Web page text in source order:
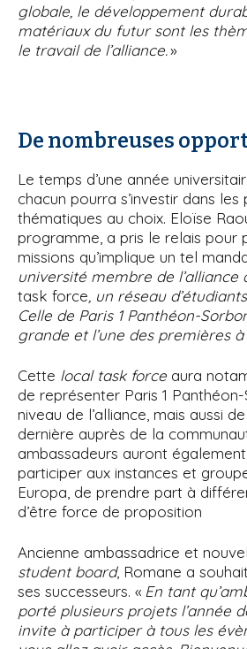
globale, le développement
matériaux du futur sont les
le travail de l’alliance.»
De nombreuses
Le temps d’une année
chacun pourra s’investir dans
thématiques au choix. Eloïse
programme, a pris le relais pour
missions qu’implique un tel
université membre de l’alliance
task force, un réseau
Celle de Paris 1 Panthéon-
grande et l’une des premières
Cette local task force aura
de représenter Paris 1
niveau de l’alliance, mais aussi
dernière auprès de la
ambassadeurs auront
participer aux instances et
Europa, de prendre part à
d’être force de proposition
Ancienne ambassadrice et
student board, Romane a
ses successeurs. « En tant
porté plusieurs projets l’année
invite à participer à tous les